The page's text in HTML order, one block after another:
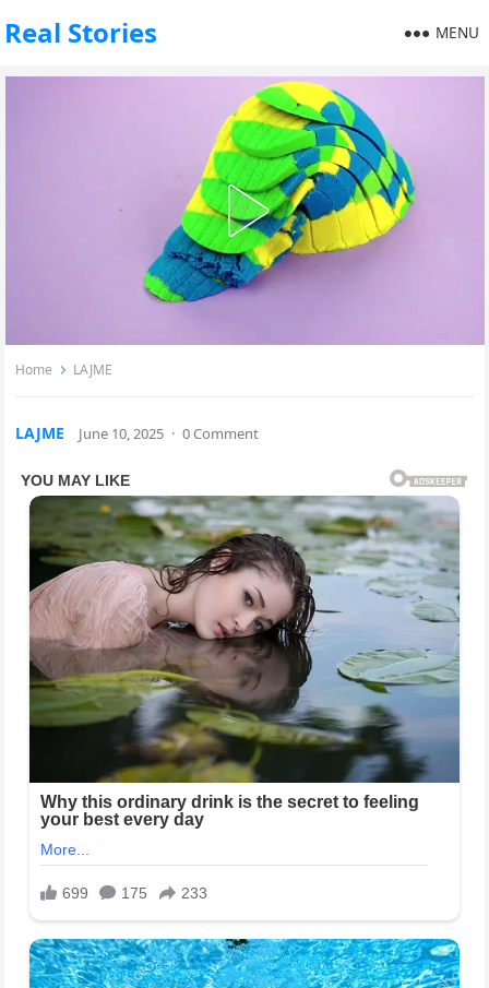
Real Stories MENU
Home LAJME
LAJME June 10, 2025 · 0 Comment